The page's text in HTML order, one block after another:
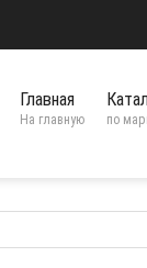
Главная
На главную по